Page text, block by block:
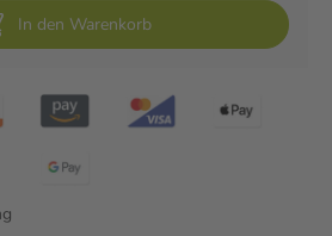
In den Warenkorb